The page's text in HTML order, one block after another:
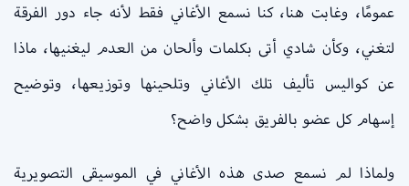
عمومًا، وغابت هنا، كنا نسمع الأغاني فقط لأنه جاء دور الفرقة
لتغني، وكأن شادي أتى بكلمات وألحان من العدم ليغنيها، ماذا
عن كواليس تأليف تلك الأغاني وتلحينها وتوزيعها، وتوضيح
إسهام كل عضو بالفريق بشكل واضح؟
ولماذا لم نسمع صدى هذه الأغاني في الموسيقى التصويرية